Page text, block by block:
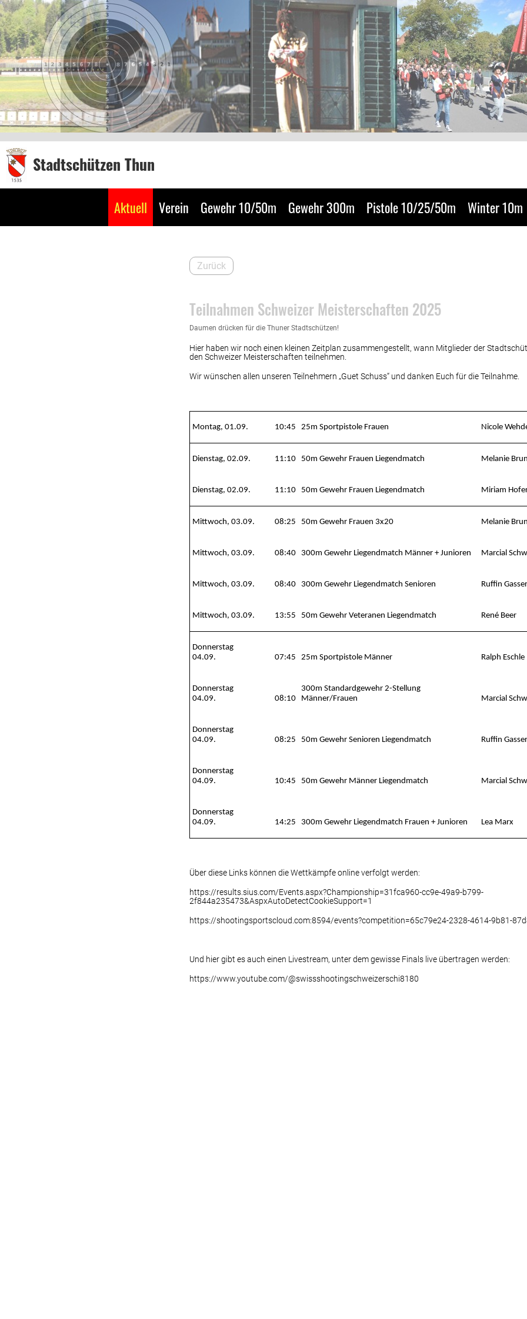
Stadtschützen Thun
Aktuell Verein Gewehr 10/50m Gewehr 300m Pistole 10/25/50m Winter 10m
Zurück
Teilnahmen Schweizer Meisterschaften 2025
Daumen drücken für die Thuner Stadtschützen!
Hier haben wir noch einen kleinen Zeitplan zusammengestellt, wann Mitglieder der
den Schweizer Meisterschaften teilnehmen.
Wir wünschen allen unseren Teilnehmern „Guet Schuss“ und danken Euch für die Teilnahme.
Montag, 01.09. 10:45 25m Sportpistole Frauen Nicole
Dienstag, 02.09. 11:10 50m Gewehr Frauen Liegendmatch Melanie
Dienstag, 02.09. 11:10 50m Gewehr Frauen Liegendmatch Miriam
Mittwoch, 03.09. 08:25 50m Gewehr Frauen 3x20 Melanie
Mittwoch, 03.09. 08:40 300m Gewehr Liegendmatch Männer + Junioren Marcial
Mittwoch, 03.09. 08:40 300m Gewehr Liegendmatch Senioren Ruffin Gasser
Mittwoch, 03.09. 13:55 50m Gewehr Veteranen Liegendmatch René Beer
Donnerstag
04.09.
07:45 25m Sportpistole Männer Ralph Eschle
Donnerstag
04.09.
08:10
300m Standardgewehr 2-Stellung
Männer/Frauen
Marcial
Donnerstag
04.09.
08:25 50m Gewehr Senioren Liegendmatch Ruffin Gasser
Donnerstag
04.09.
10:45 50m Gewehr Männer Liegendmatch Marcial
Donnerstag
04.09.
14:25 300m Gewehr Liegendmatch Frauen + Junioren Lea Marx
Über diese Links können die Wettkämpfe online verfolgt werden:
https://results.sius.com/Events.aspx?Championship=31fca960-cc9e-49a9-b799-
2f844a235473&AspxAutoDetectCookieSupport=1
https://shootingsportscloud.com:8594/events?competition=65c79e24-2328-4614-9b81-
Und hier gibt es auch einen Livestream, unter dem gewisse Finals live übertragen werden:
https://www.youtube.com/@swissshootingschweizerschi8180